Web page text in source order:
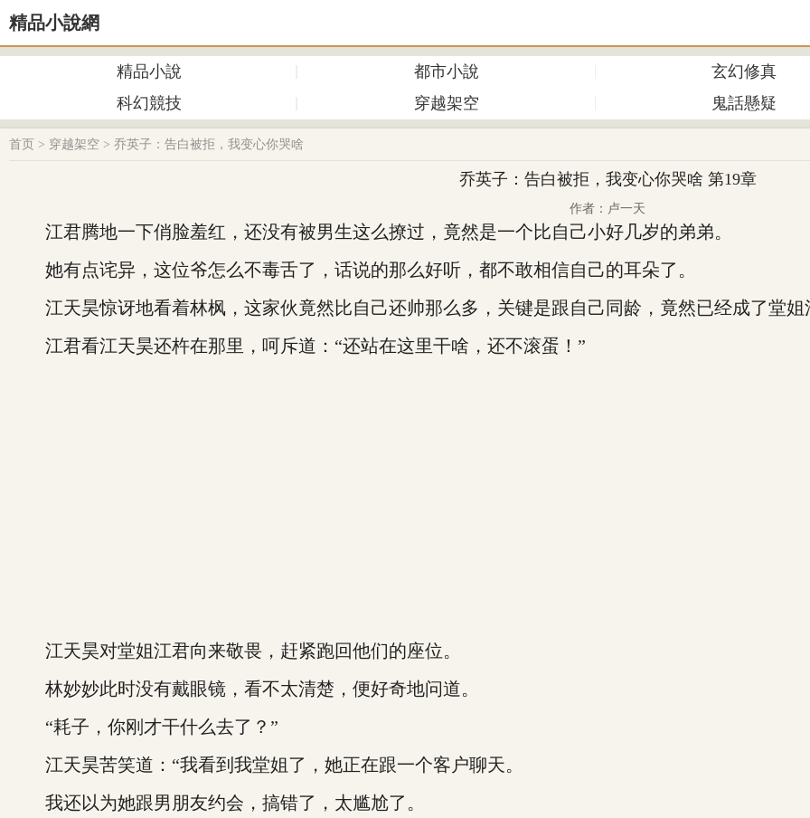
精品小說網
精品小說 都市小說
玄幻修真
科幻競技
穿越架空 鬼話懸疑
首页 > 穿越架空 > 乔英子：告白被拒，我变心你哭啥
乔英子：告白被拒，我变心你哭啥 第19章
作者：卢一天
江君腾地一下俏脸羞红，还没有被男生这么撩过，竟然是一个比自己小好几岁的弟弟。
她有点诧异，这位爷怎么不毒舌了，话说的那么好听，都不敢相信自己的耳朵了。
江天昊惊讶地看着林枫，这家伙竟然比自己还帅那么多，关键是跟自己同龄，竟然已经成了堂姐
江君看江天昊还杵在那里，呵斥道：“还站在这里干啥，还不滚蛋！”
江天昊对堂姐江君向来敬畏，赶紧跑回他们的座位。
林妙妙此时没有戴眼镜，看不太清楚，便好奇地问道。
“耗子，你刚才干什么去了？”
江天昊苦笑道：“我看到我堂姐了，她正在跟一个客户聊天。
我还以为她跟男朋友约会，搞错了，太尴尬了。